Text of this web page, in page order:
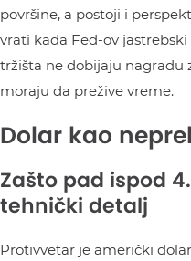
površine, a postoji i
vrati kada Fed-ov
tržišta ne dobijaju nagradu
moraju da prežive vreme.
Dolar kao
Zašto pad ispod
tehnički detalj
Protivvetar je američki